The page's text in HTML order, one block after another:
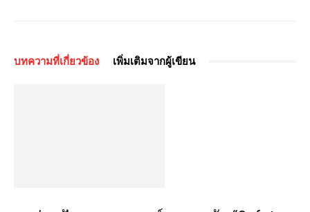
บทความที่เกี่ยวข้อง เพิ่มเติมจากผู้เขียน